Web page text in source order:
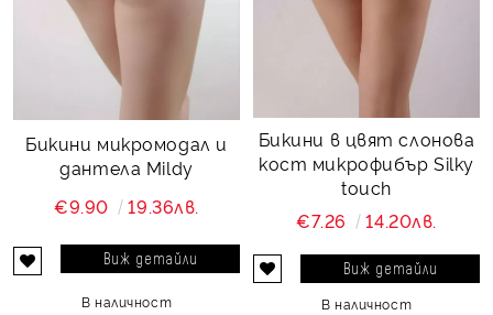
Бикини микромодал и
дантела Mildy
€9.90
19.36лв.
Виж детайли
В наличност
Бикини в цвят слонова
кост микрофибър Silky
touch
€7.26
14.20лв.
Виж детайли
В наличност